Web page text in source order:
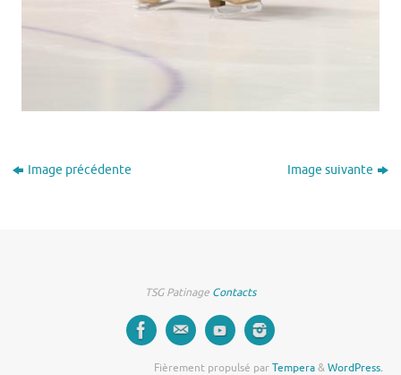
Image précédente Image suivante
TSG Patinage Contacts
Fièrement propulsé parTempera&WordPress.